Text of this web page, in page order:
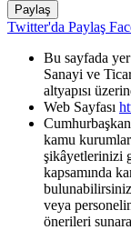
Paylaş
Twitter'da Paylaş
Bu sayfada
Sanayi ve
altyapısı
Web Sayfası
kamu
şikâyetlerinizi
kapsamında
veya
önerileri